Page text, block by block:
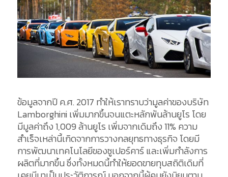
ข้อมูลจากปี ค.ศ. 2017 ทำให้เราทราบว่ามูลค่าของบริษัท
Lamborghini เพิ่มมากขึ้นจนแตะหลักพันล้านยูโร โดย
มีมูลค่าถึง 1,009 ล้านยูโร เพิ่มจากเดิมถึง 11% ความ
สำเร็จเหล่านี้เกิดจากการวางกลยุทธทางธุรกิจ โดยมี
การพัฒนาเทคโนโลยีของซูเปอร์คาร์ และเพิ่มกำลังการ
ผลิตที่มากขึ้น ซึ่งทั้งหมดนี้ทำให้ยอดขายทุบสถิติเดิมที่